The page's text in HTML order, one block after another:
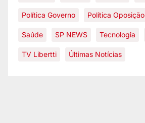
Política Governo Política Oposição
Saúde SP NEWS Tecnologia
TV Libertti Últimas Notícias